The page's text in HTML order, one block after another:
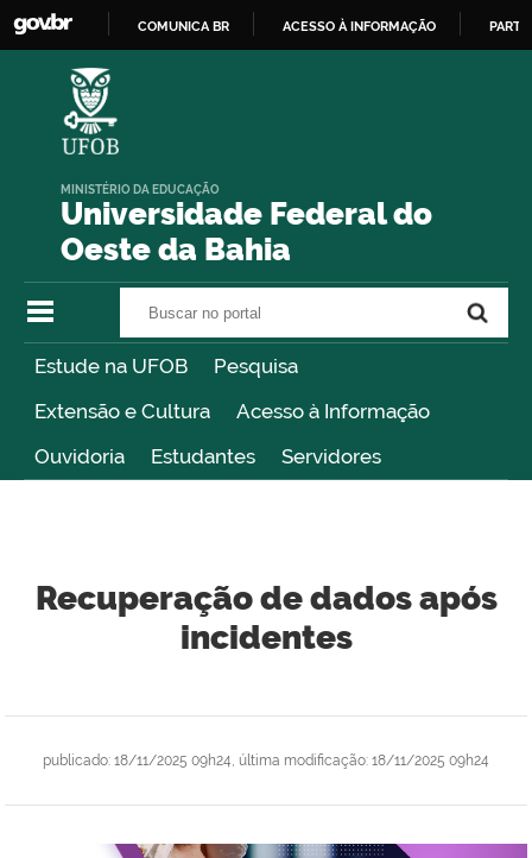
COMUNICA BR ACESSO À INFORMAÇÃO
Universidade Federal do
Oeste da Bahia
MINISTÉRIO DA EDUCAÇÃO
Estude na UFOB
Pesquisa
Extensão e Cultura
Acesso à Informação
Ouvidoria
Estudantes Servidores
Recuperação de dados após
incidentes
publicado: 18/11/2025 09h24 última modificação: 18/11/2025 09h24